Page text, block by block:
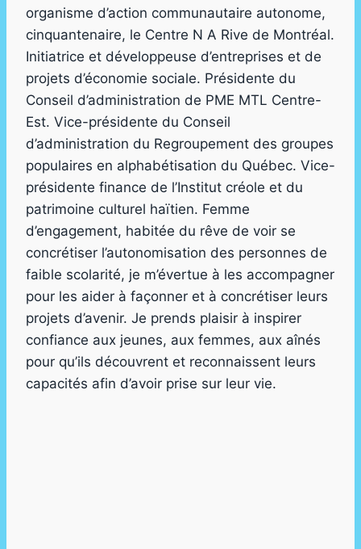
organisme d’action communautaire autonome,
cinquantenaire, le Centre N A Rive de Montréal.
Initiatrice et développeuse d’entreprises et de
projets d’économie sociale. Présidente du
Conseil d’administration de PME MTL Centre-
Est. Vice-présidente du Conseil
d’administration du Regroupement des groupes
populaires en alphabétisation du Québec. Vice-
présidente finance de l’Institut créole et du
patrimoine culturel haïtien. Femme
d’engagement, habitée du rêve de voir se
concrétiser l’autonomisation des personnes de
faible scolarité, je m’évertue à les accompagner
pour les aider à façonner et à concrétiser leurs
projets d’avenir. Je prends plaisir à inspirer
confiance aux jeunes, aux femmes, aux aînés
pour qu’ils découvrent et reconnaissent leurs
capacités afin d’avoir prise sur leur vie.